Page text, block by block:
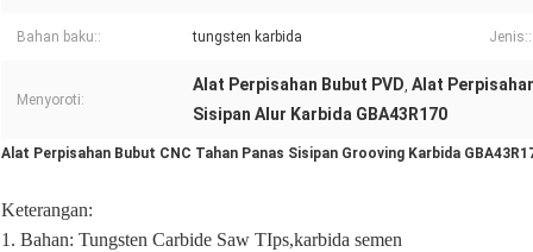
Bahan baku:: tungsten karbida Jenis::
Menyoroti:
Alat Perpisahan Bubut PVD, Alat
Sisipan Alur Karbida GBA43R170
Alat Perpisahan Bubut CNC Tahan Panas Sisipan Grooving Karbida
Keterangan:
1. Bahan: Tungsten Carbide Saw TIps,karbida semen